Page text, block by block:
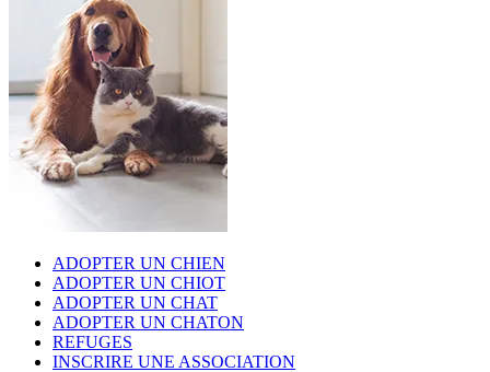
ADOPTER UN CHIEN
ADOPTER UN CHIOT
ADOPTER UN CHAT
ADOPTER UN CHATON
REFUGES
INSCRIRE UNE ASSOCIATION